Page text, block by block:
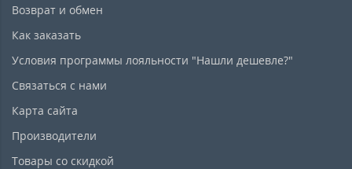
Возврат и обмен
Как заказать
Условия программы лояльности "Нашли дешевле?"
Связаться с нами
Карта сайта
Производители
Товары со скидкой